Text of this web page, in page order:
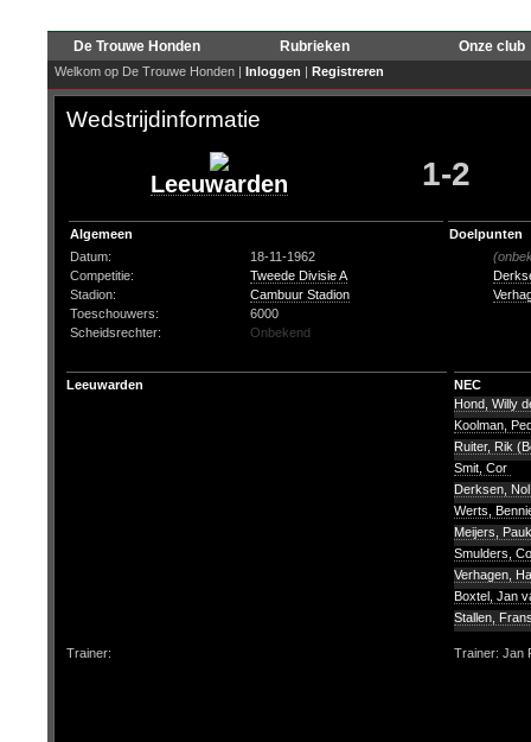
De Trouwe Honden Rubrieken Onze club
Welkom op De Trouwe Honden | Inloggen | Registreren
Wedstrijdinformatie
Leeuwarden 1-2
Algemeen
Datum:
18-11-1962
Competitie:
Tweede Divisie A
Stadion:
Cambuur Stadion
Toeschouwers:
6000
Scheidsrechter:
Onbekend
Doelpunten
Leeuwarden
NEC
Hond, Willy
Koolman,
Ruiter, Rik
Smit, Cor
Derksen,
Werts,
Meijers,
Smulders,
Verhagen,
Boxtel, Jan
Stallen,
Trainer: Trainer: Jan